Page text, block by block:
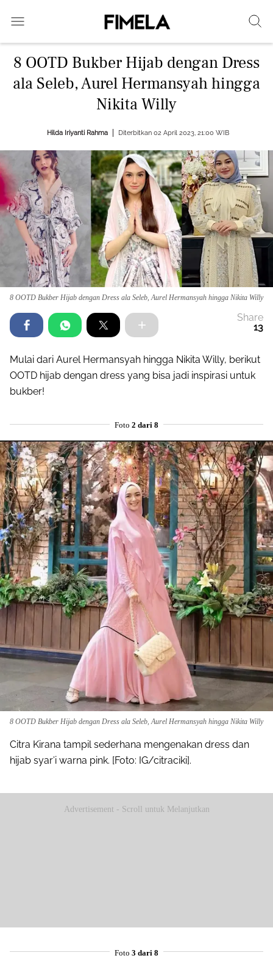
8 OOTD Bukber Hijab dengan Dress
ala Seleb, Aurel Hermansyah hingga
Nikita Willy
Hilda Iriyanti Rahma Diterbitkan 02 April 2023, 21:00 WIB
8 OOTD Bukber Hijab dengan Dress ala Seleb, Aurel Hermansyah hingga Nikita Willy
Share
13
Mulai dari Aurel Hermansyah hingga Nikita Willy, berikut
OOTD hijab dengan dress yang bisa jadi inspirasi untuk
bukber!
Foto 2 dari 8
8 OOTD Bukber Hijab dengan Dress ala Seleb, Aurel Hermansyah hingga Nikita Willy
Citra Kirana tampil sederhana mengenakan dress dan
hijab syar’i warna pink. [Foto: IG/citraciki].
Advertisement - Scroll untuk Melanjutkan
Foto 3 dari 8